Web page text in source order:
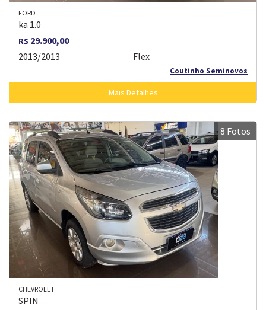
FORD
ka 1.0
R$ 29.900,00
2013/2013
Flex
Coutinho Seminovos
Mais Detalhes
8 Fotos
CHEVROLET
SPIN